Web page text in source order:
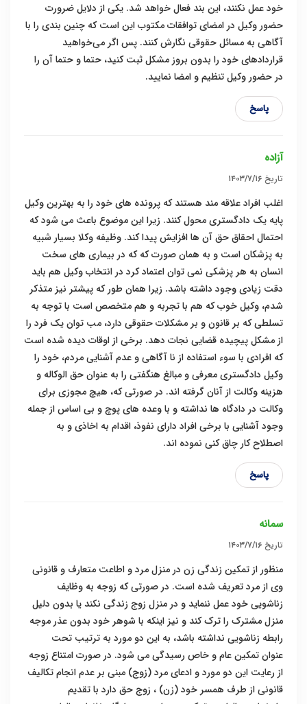
خود عمل نکنند، این بند فعال خواهد شد. یکی از دلایل ضرورت
حضور وکیل در امضای توافقات مکتوب این است که چنین بندی را با
آگاهی به مسائل حقوقی نگارش کنند. پس اگر می‌خواهید
قراردادهای خود را بدون بروز مشکل ثبت کنید، حتما و حتما آن را
در حضور وکیل تنظیم و امضا نمایید.
پاسخ
آزاده
تاریخ ۱۴۰۳/۷/۱۶
اغلب افراد علاقه مند هستند که پرونده های خود را به بهترین وکیل
پایه یک دادگستری محول کنند. زیرا این موضوع باعث می شود که
احتمال احقاق حق آن ها افزایش پیدا کند. وظیفه وکلا بسیار شبیه
به پزشکان است و به همان صورت که که در بیماری های سخت
انسان به هر پزشکی نمی توان اعتماد کرد در انتخاب وکیل هم باید
دقت زیادی وجود داشته باشد. زیرا همان طور که پیشتر نیز متذکر
شدم، وکیل خوب که هم با تجربه و هم متخصص است با توجه به
تسلطی که بر قانون و بر مشکلات حقوقی دارد، مب توان یک فرد را
از مشکل پیچیده قضایی نجات دهد. برخی از اوقات دیده شده است
که افرادی با سوء استفاده از نا آگاهی و عدم آشنایی مردم، خود را
وکیل دادگستری معرفی و مبالغ هنگفتی را به عنوان حق الوکاله و
هزینه وکالت از آنان گرفته اند. در صورتی که، هیچ مجوزی برای
وکالت در دادگاه ها نداشته و با وعده های پوچ و بی اساس از جمله
وجود آشنایی با برخی افراد دارای نفوذ، اقدام به اخاذی و به
اصطلاح کار چاق کنی نموده اند.
پاسخ
سمانه
تاریخ ۱۴۰۳/۷/۱۶
منظور از تمکین زندگی زن در منزل مرد و اطاعت متعارف و قانونی
وی از مرد تعریف شده است. در صورتی که زوجه به وظایف
زناشویی خود عمل ننماید و در منزل زوج زندگی نکند یا بدون دلیل
منزل مشترک را ترک کند و نیز اینکه با شوهر خود بدون عذر موجه
رابطه زناشویی نداشته باشد، به این دو مورد به ترتیب تحت
عنوان تمکین عام و خاص رسیدگی می شود. در صورت امتناع زوجه
از رعایت این دو مورد و ادعای مرد (زوج) مبنی بر عدم انجام تکالیف
قانونی از طرف همسر خود (زن) ، زوج حق دارد با تقدیم